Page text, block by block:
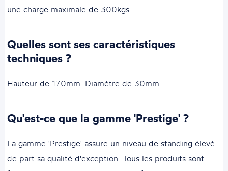
une charge maximale de 300kgs
Quelles sont ses caractéristiques
techniques ?
Hauteur de 170mm. Diamètre de 30mm.
Qu'est-ce que la gamme 'Prestige' ?
La gamme 'Prestige' assure un niveau de standing élevé
de part sa qualité d'exception. Tous les produits sont